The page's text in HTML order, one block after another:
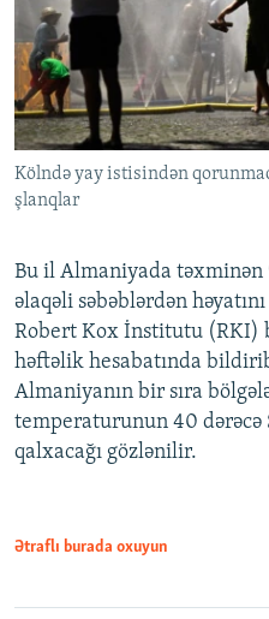
Kölndə yay istisindən
şlanqlar
Bu il Almaniyada
əlaqəli səbəblərdən
Robert Kox İnstitutu (RKI)
həftəlik hesabatında
Almaniyanın bir sıra
temperaturunun 40 dərəcə
qalxacağı gözlənilir.
Ətraflı burada oxuyun